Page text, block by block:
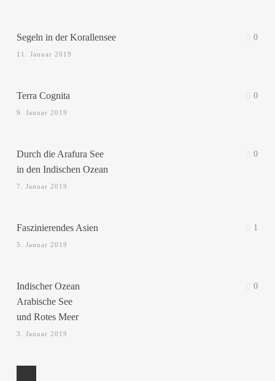
Segeln in der Korallensee
11. Januar 2019
0
Terra Cognita
9. Januar 2019
0
Durch die Arafura See
in den Indischen Ozean
7. Januar 2019
0
Faszinierendes Asien
5. Januar 2019
1
Indischer Ozean
Arabische See
und Rotes Meer
3. Januar 2019
0